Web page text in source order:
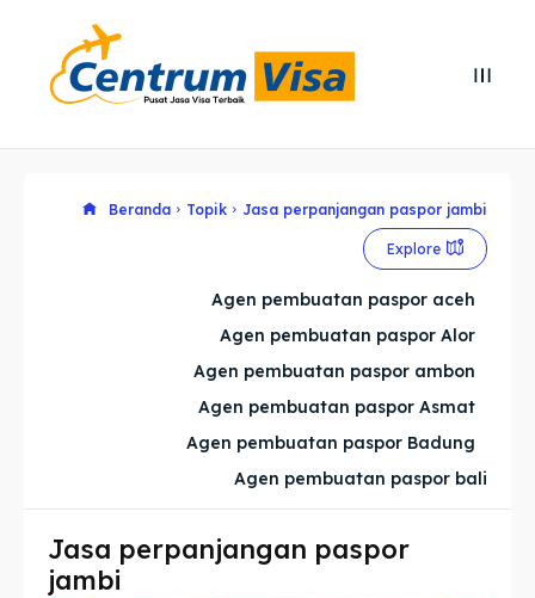
Cari
Cari
Explore our destinations
Imta
Explore our destinations
Imta
Beranda Topik Jasa perpanjangan paspor jambi
Explore
Agen pembuatan paspor aceh
Agen pembuatan paspor Alor
Agen pembuatan paspor ambon
Agen pembuatan paspor Asmat
Agen pembuatan paspor Badung
Agen pembuatan paspor bali
Jasa perpanjangan paspor
jambi